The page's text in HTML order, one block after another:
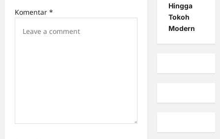
n
Komentar *
Hingga
Tokoh
Modern